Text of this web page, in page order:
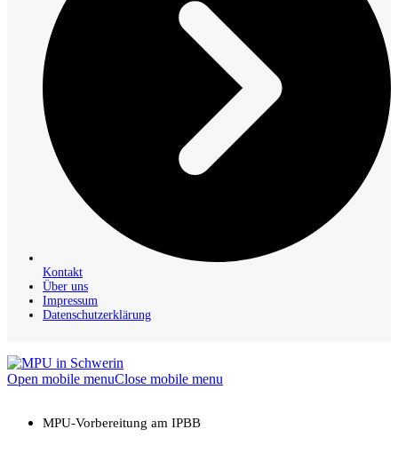
Kontakt
Über uns
Impressum
Datenschutzerklärung
Open mobile menuClose mobile menu
MPU-Vorbereitung am IPBB